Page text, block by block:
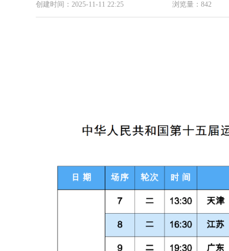
创建时间： 2025-11-11 22:25 浏览量： 842